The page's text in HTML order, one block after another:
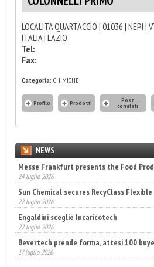
LOCALITA QUARTACCIO | 01036 | NEPI |
ITALIA | LAZIO
Tel:
Fax:
Categoria: CHIMICHE
Profilo Prodotti Post
correlati
NEWS
Messe Frankfurt presents the Food
24 luglio 2026
Sun Chemical secures RecyClass
22 luglio 2026
Engaldini sceglie Incaricotech
22 luglio 2026
Bevertech prende forma, attesi 100
17 luglio 2026
Annunciati i finalisti dei Diamonds